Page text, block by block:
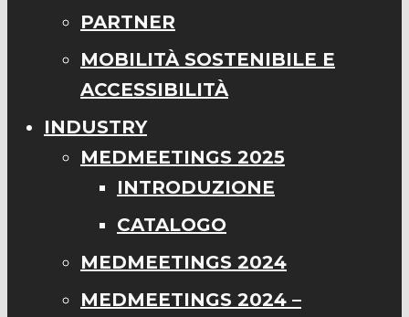
PARTNER
MOBILITÀ SOSTENIBILE E
ACCESSIBILITÀ
INDUSTRY
MEDMEETINGS 2025
INTRODUZIONE
CATALOGO
MEDMEETINGS 2024
MEDMEETINGS 2024 –